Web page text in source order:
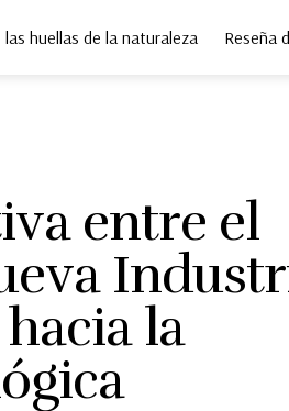
las huellas de la naturaleza Reseña
entre el
la